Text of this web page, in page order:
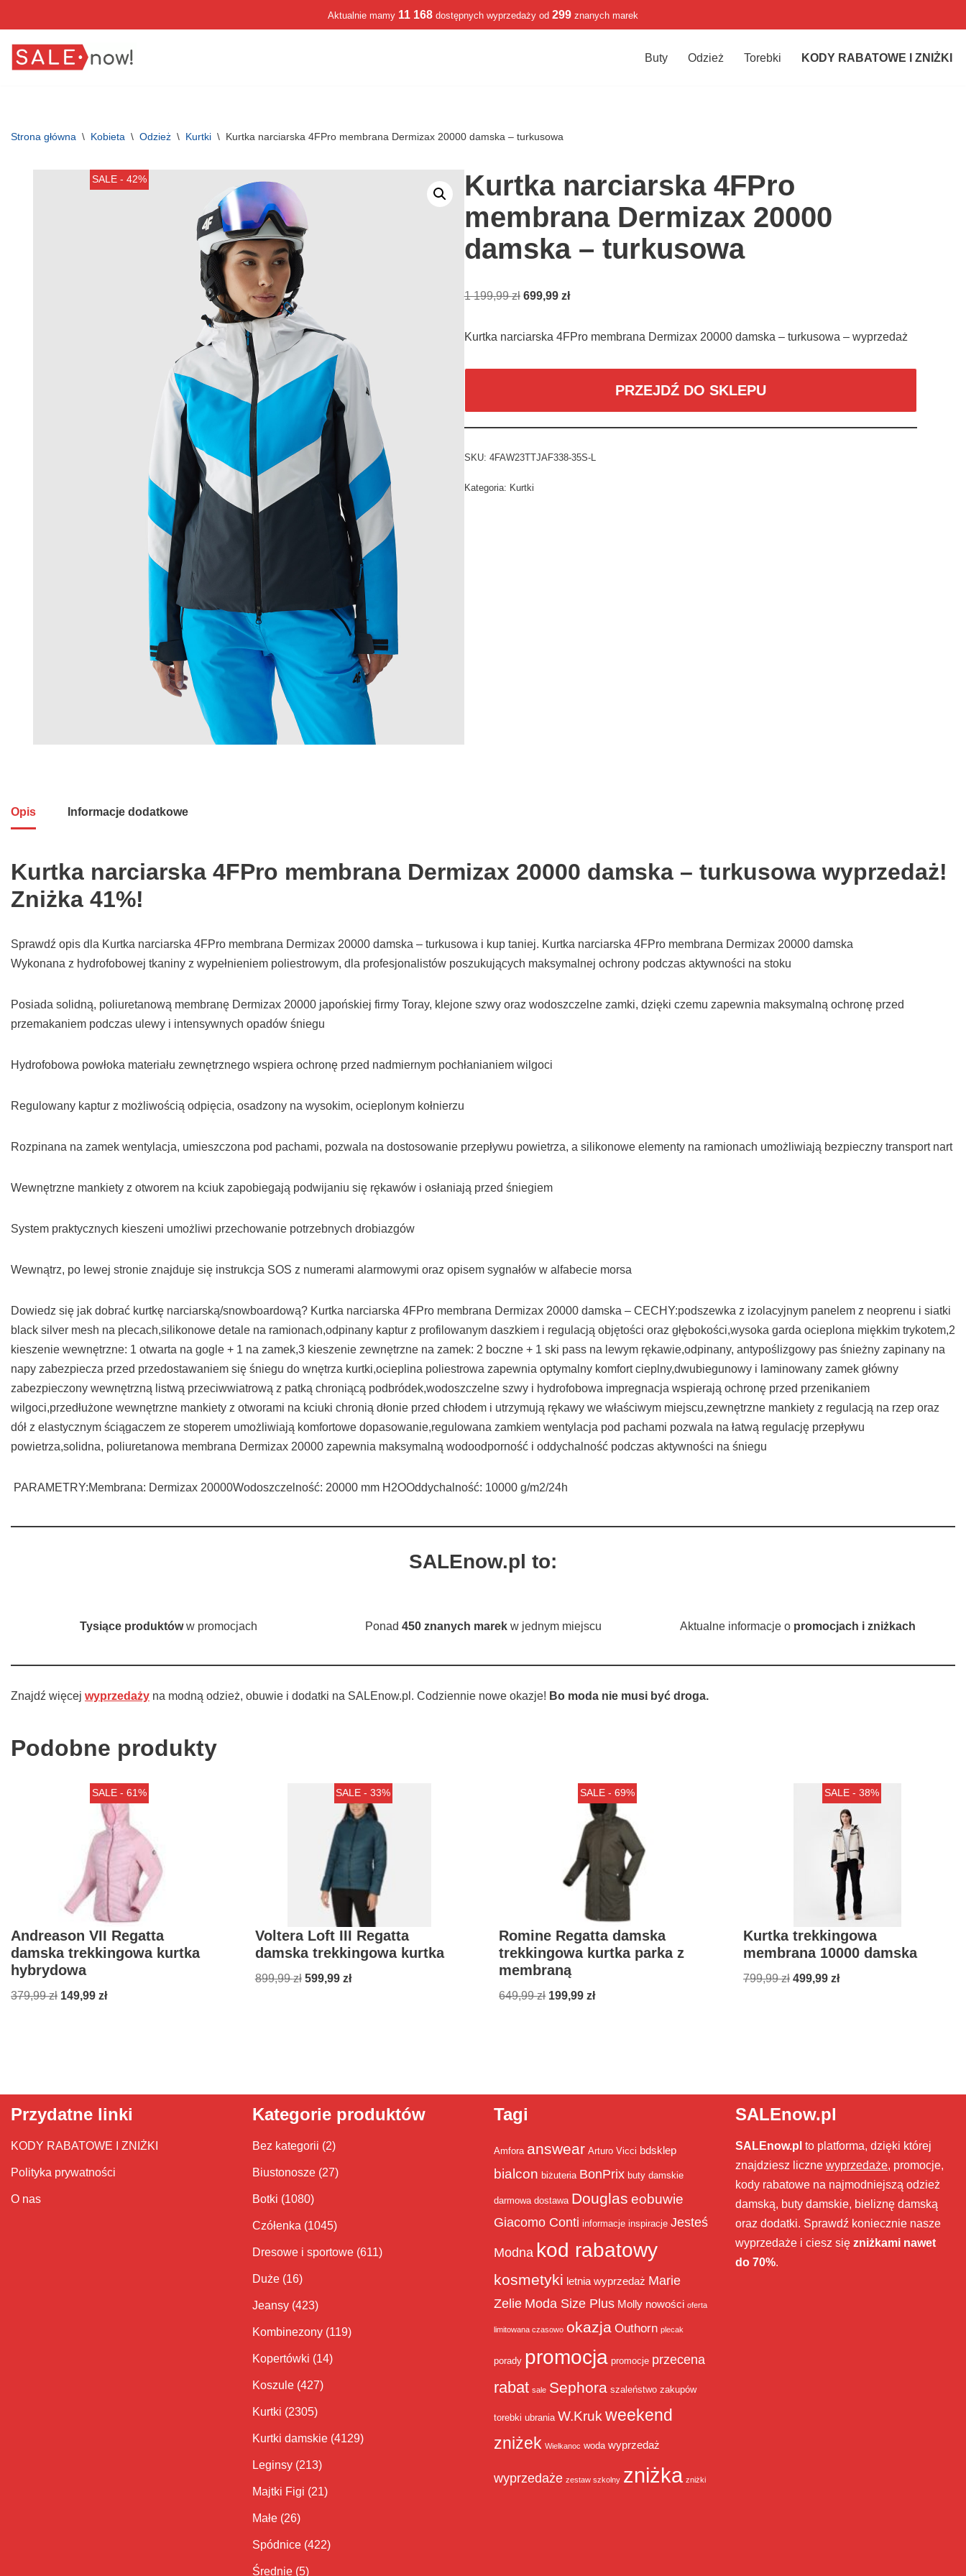
do
Aktualnie mamy 11 168 dostępnych wyprzedaży od 299 znanych marek
Buty Odzież Torebki KODY RABATOWE I ZNIŻKI
Strona główna \ Kobieta \ Odzież \ Kurtki \ Kurtka narciarska 4FPro membrana Dermizax 20000 damska – turkusowa
SALE - 42%
Kurtka narciarska 4FPro
membrana Dermizax 20000
damska – turkusowa
1 199,99zł 699,99 zł
Kurtka narciarska 4FPro membrana Dermizax 20000 damska – turkusowa – wyprzedaż
PRZEJDŹ DO SKLEPU
SKU: 4FAW23TTJAF338-35S-L
Kategoria: Kurtki
Opis Informacje dodatkowe
Kurtka narciarska 4FPro membrana Dermizax 20000 damska – turkusowa wyprzedaż!
Zniżka 41%!
Sprawdź opis dla Kurtka narciarska 4FPro membrana Dermizax 20000 damska – turkusowa i kup taniej. Kurtka narciarska 4FPro membrana Dermizax 20000 damska
Wykonana z hydrofobowej tkaniny z wypełnieniem poliestrowym, dla profesjonalistów poszukujących maksymalnej ochrony podczas aktywności na stoku
Posiada solidną, poliuretanową membranę Dermizax 20000 japońskiej firmy Toray, klejone szwy oraz wodoszczelne zamki, dzięki czemu zapewnia maksymalną ochronę przed
przemakaniem podczas ulewy i intensywnych opadów śniegu
Hydrofobowa powłoka materiału zewnętrznego wspiera ochronę przed nadmiernym pochłanianiem wilgoci
Regulowany kaptur z możliwością odpięcia, osadzony na wysokim, ocieplonym kołnierzu
Rozpinana na zamek wentylacja, umieszczona pod pachami, pozwala na dostosowanie przepływu powietrza, a silikonowe elementy na ramionach umożliwiają bezpieczny transport nart
Wewnętrzne mankiety z otworem na kciuk zapobiegają podwijaniu się rękawów i osłaniają przed śniegiem
System praktycznych kieszeni umożliwi przechowanie potrzebnych drobiazgów
Wewnątrz, po lewej stronie znajduje się instrukcja SOS z numerami alarmowymi oraz opisem sygnałów w alfabecie morsa
Dowiedz się jak dobrać kurtkę narciarską/snowboardową? Kurtka narciarska 4FPro membrana Dermizax 20000 damska – CECHY:podszewka z izolacyjnym panelem z neoprenu i siatki
black silver mesh na plecach,silikonowe detale na ramionach,odpinany kaptur z profilowanym daszkiem i regulacją objętości oraz głębokości,wysoka garda ocieplona miękkim trykotem,2
kieszenie wewnętrzne: 1 otwarta na gogle + 1 na zamek,3 kieszenie zewnętrzne na zamek: 2 boczne + 1 ski pass na lewym rękawie,odpinany, antypoślizgowy pas śnieżny zapinany na
napy zabezpiecza przed przedostawaniem się śniegu do wnętrza kurtki,ocieplina poliestrowa zapewnia optymalny komfort cieplny,dwubiegunowy i laminowany zamek główny
zabezpieczony wewnętrzną listwą przeciwwiatrową z patką chroniącą podbródek,wodoszczelne szwy i hydrofobowa impregnacja wspierają ochronę przed przenikaniem
wilgoci,przedłużone wewnętrzne mankiety z otworami na kciuki chronią dłonie przed chłodem i utrzymują rękawy we właściwym miejscu,zewnętrzne mankiety z regulacją na rzep oraz
dół z elastycznym ściągaczem ze stoperem umożliwiają komfortowe dopasowanie,regulowana zamkiem wentylacja pod pachami pozwala na łatwą regulację przepływu
powietrza,solidna, poliuretanowa membrana Dermizax 20000 zapewnia maksymalną wodoodporność i oddychalność podczas aktywności na śniegu
PARAMETRY:Membrana: Dermizax 20000Wodoszczelność: 20000 mm H2OOddychalność: 10000 g/m2/24h
SALEnow.pl to:
Tysiące produktóww promocjach Ponad 450 znanych marekw jednym miejscu Aktualne informacje o promocjach i zniżkach
Znajdź więcej wyprzedaży na modną odzież, obuwie i dodatki na SALEnow.pl. Codziennie nowe okazje! Bo moda nie musi być droga.
Podobne produkty
SALE - 61%
Andreason VII Regatta
damska trekkingowa kurtka
hybrydowa
379,99zł 149,99 zł
SALE - 33%
Voltera Loft III Regatta
damska trekkingowa kurtka
899,99zł 599,99 zł
SALE - 69%
Romine Regatta damska
trekkingowa kurtka parka z
membraną
649,99zł 199,99zł
SALE - 38%
Kurtka trekkingowa
membrana 10000 damska
799,99zł 499,99 zł
Przydatne linki
KODY RABATOWE I ZNIŻKI
Polityka prywatności
O nas
Kategorie produktów
Bez kategorii (2)
Biustonosze (27)
Botki (1080)
Czółenka (1045)
Dresowe i sportowe (611)
Duże (16)
Jeansy (423)
Kombinezony (119)
Kopertówki (14)
Koszule (427)
Kurtki (2305)
Kurtki damskie (4129)
Leginsy (213)
Majtki Figi (21)
Małe (26)
Spódnice (422)
Średnie (5)
Tagi
Amfora answear Arturo Vicci bdsklep
bialcon biżuteria BonPrix buty damskie
darmowa dostawa Douglas eobuwie
Giacomo Conti informacje inspiracje Jesteś
Modna kod rabatowy
kosmetyki letnia wyprzedaż Marie
Zelie Moda Size Plus Molly nowości oferta
limitowana czasowo okazja Outhorn plecak
porady promocja promocje przecena
rabat sale Sephora szaleństwo zakupów
torebki ubrania W.Kruk weekend
zniżek Wielkanoc woda wyprzedaż
wyprzedaże zestaw szkolny zniżka zniżki
SALEnow.pl
SALEnow.pl to platforma, dzięki której
znajdziesz liczne wyprzedaże, promocje,
kody rabatowe na najmodniejszą odzież
damską, buty damskie, bieliznę damską
oraz dodatki. Sprawdź koniecznie nasze
wyprzedaże i ciesz się zniżkami nawet
do 70%.